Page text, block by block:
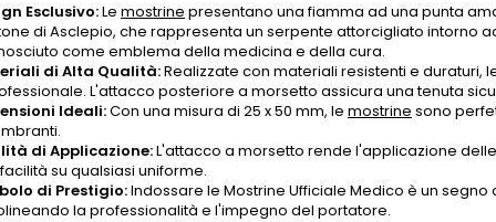
Esclusivo:Le mostrine presentano una fiamma ad una punta
di Asclepio, che rappresenta un serpente attorcigliato intorno
come emblema della medicina e della cura.
di Alta Qualità:Realizzate con materiali resistenti e duraturi,
L'attacco posteriore a morsetto assicura una tenuta
Ideali:Con una misura di 25 x 50 mm, le mostrine sono
di Applicazione:L'attacco a morsetto rende l'applicazione
su qualsiasi uniforme.
di Prestigio:Indossare le Mostrine Ufficiale Medico è un
la professionalità e l'impegno del portatore.